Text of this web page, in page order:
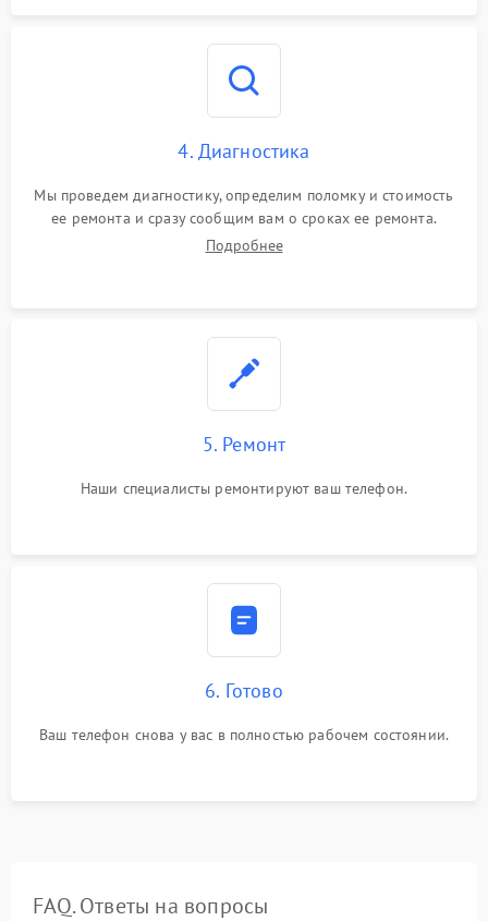
4. Диагностика
Мы проведем диагностику, определим поломку и стоимость
ее ремонта и сразу сообщим вам о сроках ее ремонта.
Подробнее
5. Ремонт
Наши специалисты ремонтируют ваш телефон.
6. Готово
Ваш телефон снова у вас в полностью рабочем состоянии.
FAQ. Ответы на вопросы